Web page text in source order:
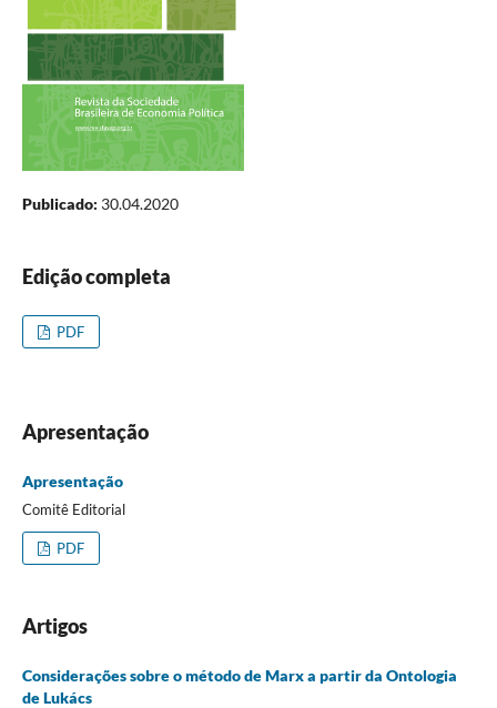
Publicado: 30.04.2020
Edição completa
PDF
Apresentação
Apresentação
Comitê Editorial
PDF
Artigos
Considerações sobre o método de Marx a partir da Ontologia
de Lukács